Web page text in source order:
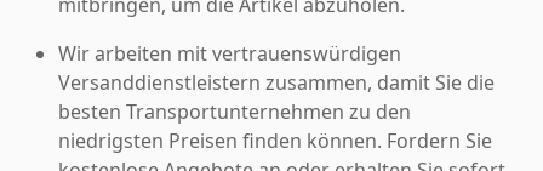
Wir arbeiten mit vertrauenswürdigen
Versanddienstleistern zusammen, damit Sie die
besten Transportunternehmen zu den
niedrigsten Preisen finden können. Fordern Sie